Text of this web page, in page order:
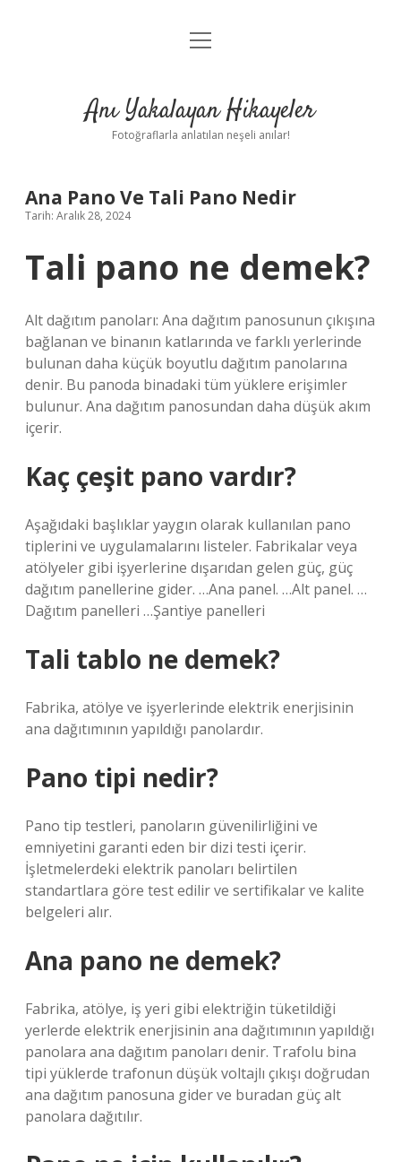
Anasayfa
Yasal Uyarı
menüyü
Anı Yakalayan Hikayeler
Fotoğraflarla anlatılan neşeli anılar!
Ana Pano Ve Tali Pano Nedir
Tarih: Aralık 28, 2024
Tali pano ne demek?
Alt dağıtım panoları: Ana dağıtım panosunun çıkışına
bağlanan ve binanın katlarında ve farklı yerlerinde
bulunan daha küçük boyutlu dağıtım panolarına
denir. Bu panoda binadaki tüm yüklere erişimler
bulunur. Ana dağıtım panosundan daha düşük akım
içerir.
Kaç çeşit pano vardır?
Aşağıdaki başlıklar yaygın olarak kullanılan pano
tiplerini ve uygulamalarını listeler. Fabrikalar veya
atölyeler gibi işyerlerine dışarıdan gelen güç, güç
dağıtım panellerine gider. …Ana panel. …Alt panel. …
Dağıtım panelleri …Şantiye panelleri
Tali tablo ne demek?
Fabrika, atölye ve işyerlerinde elektrik enerjisinin
ana dağıtımının yapıldığı panolardır.
Pano tipi nedir?
Pano tip testleri, panoların güvenilirliğini ve
emniyetini garanti eden bir dizi testi içerir.
İşletmelerdeki elektrik panoları belirtilen
standartlara göre test edilir ve sertifikalar ve kalite
belgeleri alır.
Ana pano ne demek?
Fabrika, atölye, iş yeri gibi elektriğin tüketildiği
yerlerde elektrik enerjisinin ana dağıtımının yapıldığı
panolara ana dağıtım panoları denir. Trafolu bina
tipi yüklerde trafonun düşük voltajlı çıkışı doğrudan
ana dağıtım panosuna gider ve buradan güç alt
panolara dağıtılır.